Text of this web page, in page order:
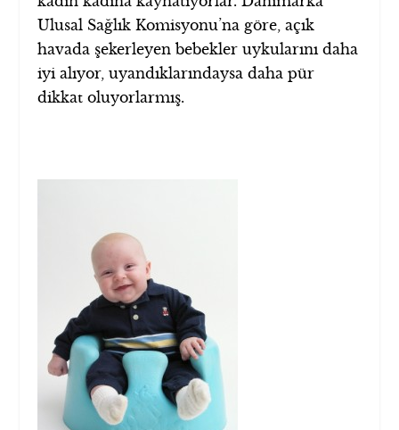
Ulusal Sağlık Komisyonu’na göre, açık
havada şekerleyen bebekler uykularını daha
iyi alıyor, uyandıklarındaysa daha pür
dikkat oluyorlarmış.